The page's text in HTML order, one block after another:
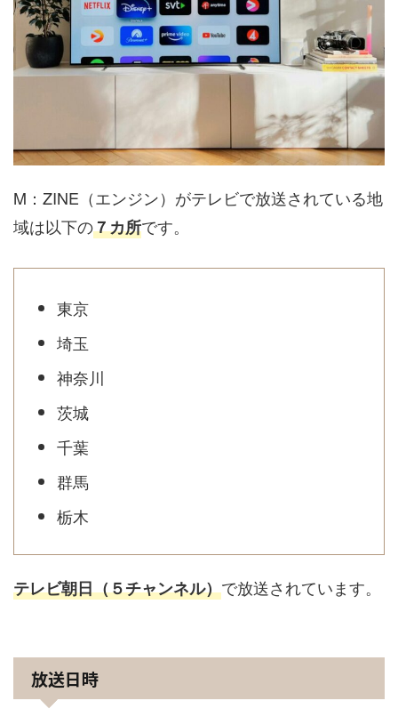
M：ZINE（エンジン）がテレビで放送されている地
域は以下の７カ所です。
東京
埼玉
神奈川
茨城
千葉
群馬
栃木
テレビ朝日（５チャンネル）で放送されています。
放送日時